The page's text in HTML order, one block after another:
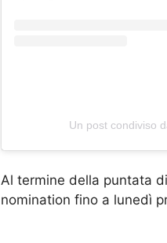
Un post condiviso
Al termine della puntata
nomination fino a lunedì